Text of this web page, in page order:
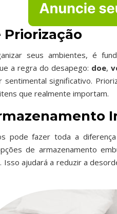
Priorização
seus ambientes, é
a regra do desapego: doe,
sentimental significativo.
que realmente importam.
pode fazer toda a
de armazenamento
. Isso ajudará a reduzir a